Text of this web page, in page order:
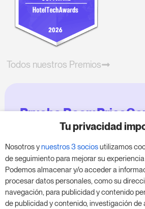
Todos nuestros Premios
Prueba
negocio
Aprovecha nuestra prueba de
negocio, sin compromiso.
Agenda una reunión para
gratuita de 14 días.
Tu privacidad
Nosotros ynuestros 3 sociosutilizamos
de seguimiento para mejorar su
Podemos almacenar y/o acceder a
procesar datos personales, como su
navegación, para publicidad y contenido
de publicidad y contenido, investigación de